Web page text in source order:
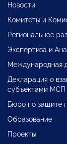
Новости
Комитеты и
Региональное
Экспертиза и
Международная
Декларация о
субъектами МСП
Бюро по защите
Образование
Проекты